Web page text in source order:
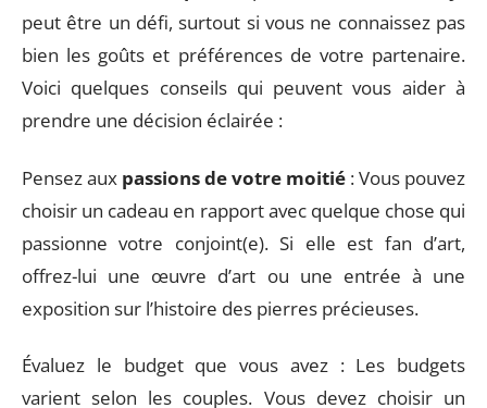
peut être un défi, surtout si vous ne connaissez pas
bien les goûts et préférences de votre partenaire.
Voici quelques conseils qui peuvent vous aider à
prendre une décision éclairée :
Pensez aux passions de votre moitié : Vous pouvez
choisir un cadeau en rapport avec quelque chose qui
passionne votre conjoint(e). Si elle est fan d’art,
offrez-lui une œuvre d’art ou une entrée à une
exposition sur l’histoire des pierres précieuses.
Évaluez le budget que vous avez : Les budgets
varient selon les couples. Vous devez choisir un